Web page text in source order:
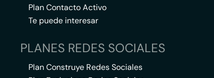
Plan Contacto Activo
Te puede interesar
PLANES REDES SOCIALES
Plan Construye Redes Sociales